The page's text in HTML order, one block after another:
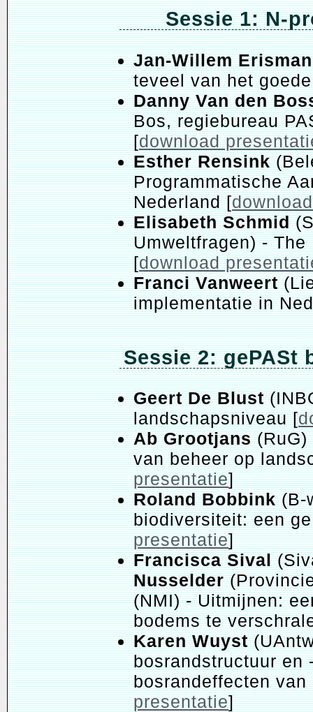
Sessie 1: N-
Jan-Willem Erisman
teveel van het
Danny Van den
Bos, regiebureau
[download
Esther Rensink
Programmatische
Nederland [
Elisabeth Schmid
Umweltfragen) -
[download
Franci Vanweert
implementatie in
Sessie 2: gePASt
Geert De Blust
landschapsniveau [
Ab Grootjans(RuG)
van beheer op
presentatie]
Roland Bobbink(B-
biodiversiteit: een
presentatie]
Francisca Sival
Nusselder
(NMI) - Uitmijnen:
bodems te
Karen Wuyst
bosrandstructuur en
bosrandeffecten
presentatie]